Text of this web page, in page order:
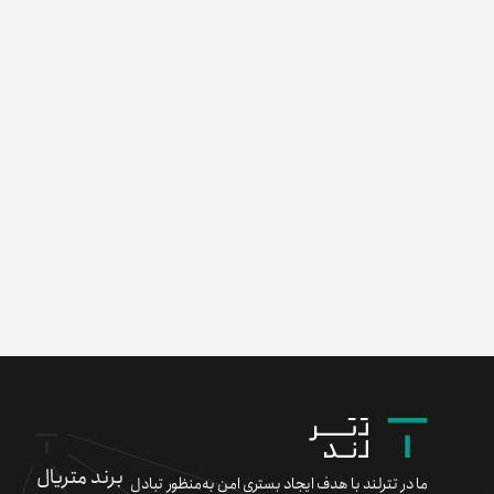
ما در تترلند با هدف ایجاد بستری امن به‌منظور تبادل برند متریال